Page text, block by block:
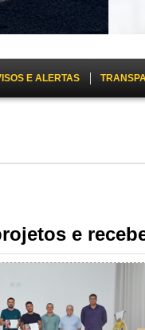
E ALERTAS
e